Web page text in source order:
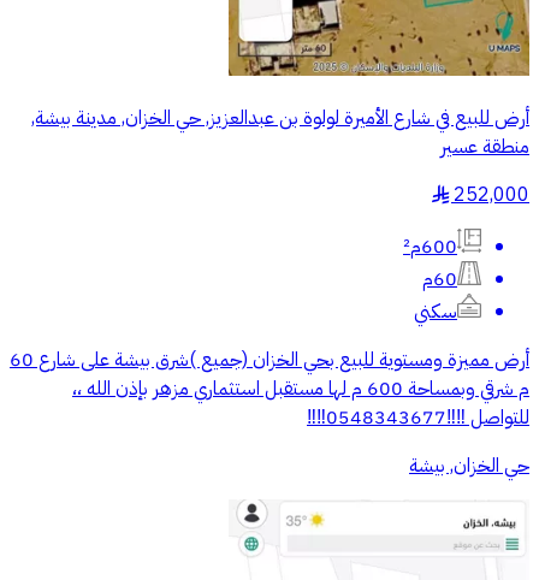
أرض للبيع في شارع الأميرة لولوة بن عبدالعزيز, حي الخزان, مدينة بيشة,
منطقة عسير
252,000
§
600م²
60م
سكني
أرض مميزة ومستوية للبيع بحي الخزان (جميع )شرق بيشة على شارع 60
م شرقي وبمساحة 600 م لها مستقبل استثماري مزهر بإذن الله ،،
للتواصل ‼️‼️0548343677‼️‼️
حي الخزان, بيشة